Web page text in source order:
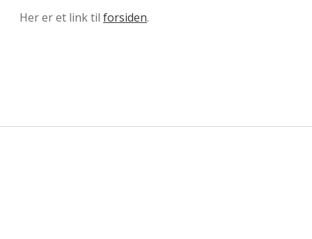
Her er et link til forsiden.